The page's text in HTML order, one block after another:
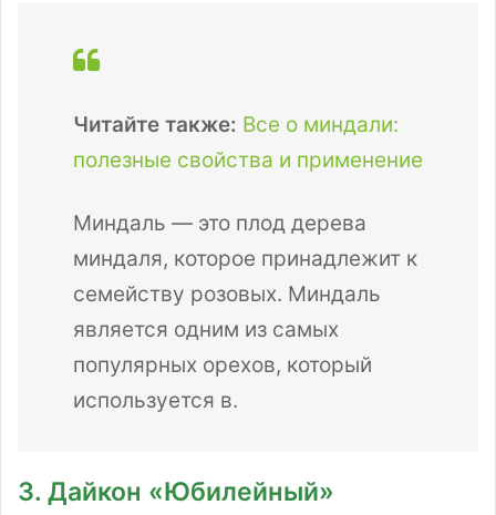
Читайте также: Все о миндали:
полезные свойства и применение
Миндаль — это плод дерева
миндаля, которое принадлежит к
семейству розовых. Миндаль
является одним из самых
популярных орехов, который
используется в.
3. Дайкон «Юбилейный»